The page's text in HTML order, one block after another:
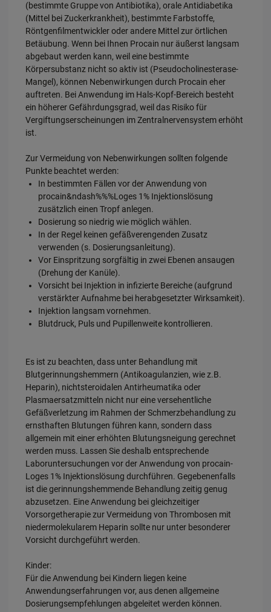
(bestimmte Gruppe von Antibiotika), orale Antidiabetika
(Mittel bei Zuckerkrankheit), bestimmte Farbstoffe,
Röntgenfilmentwickler oder andere Mittel zur örtlichen
Betäubung. Wenn bei Ihnen Procain nur äußerst langsam
abgebaut werden kann, weil eine bestimmte
Körpersubstanz nicht so aktiv ist (Pseudocholinesterase-
Mangel), können Nebenwirkungen durch Procain eher
auftreten. Bei Anwendung im Hals-Kopf-Bereich besteht
ein höherer Gefährdungsgrad, weil das Risiko für
Vergiftungserscheinungen im Zentralnervensystem erhöht
ist.
Zur Vermeidung von Nebenwirkungen sollten folgende
Punkte beachtet werden:
In bestimmten Fällen vor der Anwendung von
procain&ndash%%%Loges 1% Injektionslösung
zusätzlich einen Tropf anlegen.
Dosierung so niedrig wie möglich wählen.
In der Regel keinen gefäßverengenden Zusatz
verwenden (s. Dosierungsanleitung).
Vor Einspritzung sorgfältig in zwei Ebenen ansaugen
(Drehung der Kanüle).
Vorsicht bei Injektion in infizierte Bereiche (aufgrund
verstärkter Aufnahme bei herabgesetzter Wirksamkeit).
Injektion langsam vornehmen.
Blutdruck, Puls und Pupillenweite kontrollieren.
Es ist zu beachten, dass unter Behandlung mit
Blutgerinnungshemmern (Antikoagulanzien, wie z.B.
Heparin), nichtsteroidalen Antirheumatika oder
Plasmaersatzmitteln nicht nur eine versehentliche
Gefäßverletzung im Rahmen der Schmerzbehandlung zu
ernsthaften Blutungen führen kann, sondern dass
allgemein mit einer erhöhten Blutungsneigung gerechnet
werden muss. Lassen Sie deshalb entsprechende
Laboruntersuchungen vor der Anwendung von procain-
Loges 1% Injektionslösung durchführen. Gegebenenfalls
ist die gerinnungshemmende Behandlung zeitig genug
abzusetzen. Eine Anwendung bei gleichzeitiger
Vorsorgetherapie zur Vermeidung von Thrombosen mit
niedermolekularem Heparin sollte nur unter besonderer
Vorsicht durchgeführt werden.
Kinder:
Für die Anwendung bei Kindern liegen keine
Anwendungserfahrungen vor, aus denen allgemeine
Dosierungsempfehlungen abgeleitet werden können.